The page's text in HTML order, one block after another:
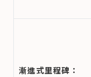
漸進式里程碑：